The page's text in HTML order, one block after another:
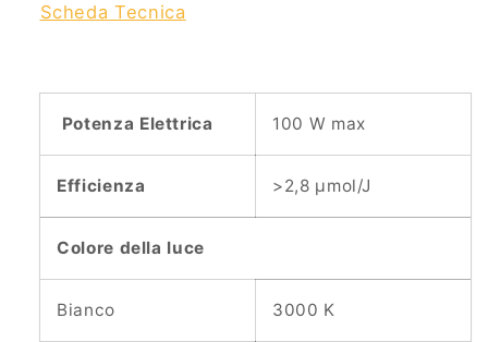
Scheda Tecnica
Potenza Elettrica 100 W max
Efficienza >2,8 µmol/J
Colore della luce
Bianco 3000 K